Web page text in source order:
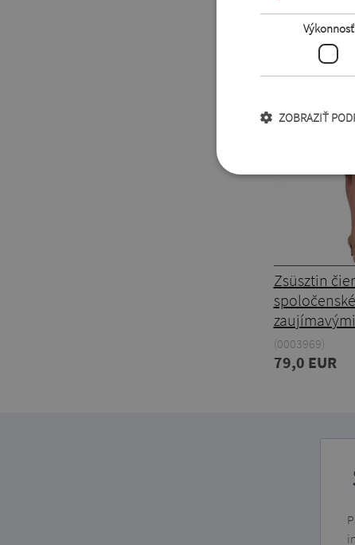
Zsüsztin
(0003969)
79,0 EUR
Výkonnosť
ZOBRAZIŤ